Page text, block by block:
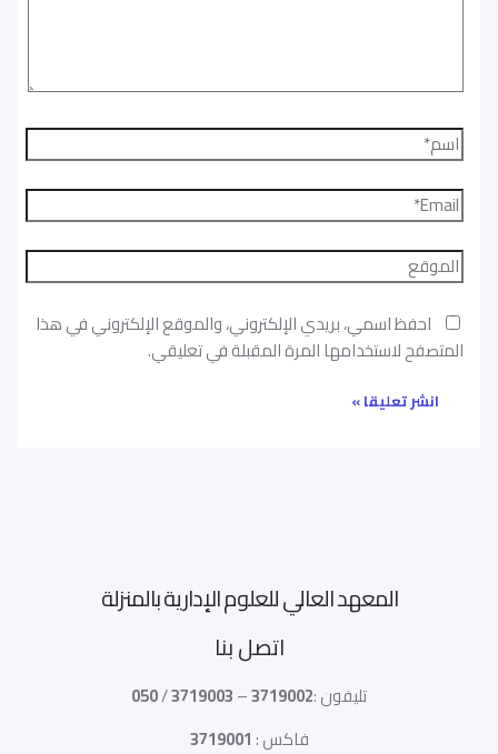
احفظ اسمي، بريدي الإلكتروني، والموقع الإلكتروني في هذا
المتصفح لاستخدامها المرة المقبلة في تعليقي.
المعهد العالي للعلوم الإدارية بالمنزلة
اتصل بنا
تليفون :3719002
–
3719003
/
050
فاكس :3719001